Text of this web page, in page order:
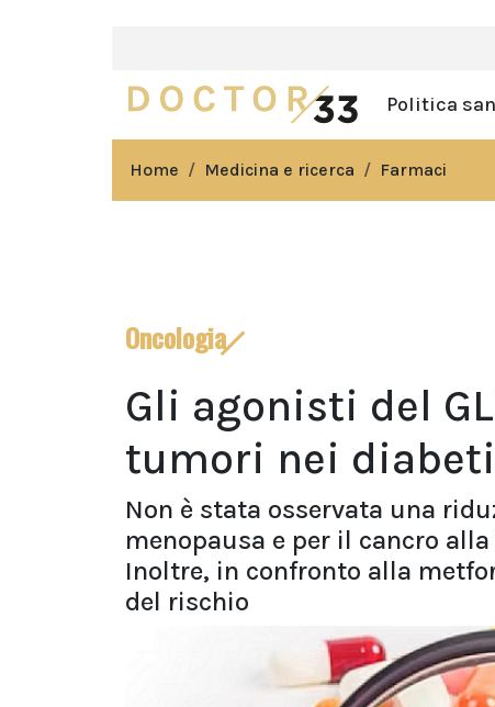
Politica
Home Medicina e ricerca Farmaci
Oncologia
Gli agonisti del
tumori nei
Non è stata osservata una
menopausa e per il cancro
Inoltre, in confronto alla
del rischio